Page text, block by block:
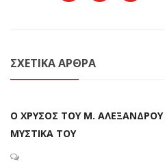
ΣΧΕΤΙΚΆ ΆΡΘΡΑ
Ο ΧΡΥΣΟΣ ΤΟΥ Μ.
ΜΥΣΤΙΚΑ ΤΟΥ